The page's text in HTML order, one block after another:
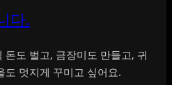
다.
도 벌고, 금장미도 만들고, 귀
도 멋지게 꾸미고 싶어요.